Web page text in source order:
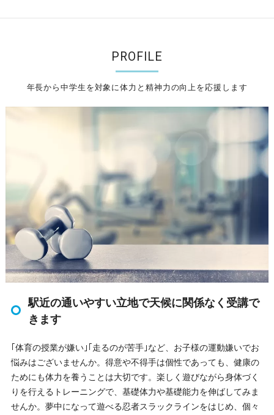
年長から中学生を対象に体力と精神力の向上を応援します
PROFILE
駅近の通いやすい立地で天候に関係なく受講で
きます
｢体育の授業が嫌い｣｢走るのが苦手｣など、お子様の運動嫌いでお
悩みはございませんか。得意や不得手は個性であっても、健康の
ためにも体力を養うことは大切です。楽しく遊びながら身体づく
りを行えるトレーニングで、基礎体力や基礎能力を伸ばしてみま
せんか。夢中になって遊べる忍者スラックラインをはじめ、個々